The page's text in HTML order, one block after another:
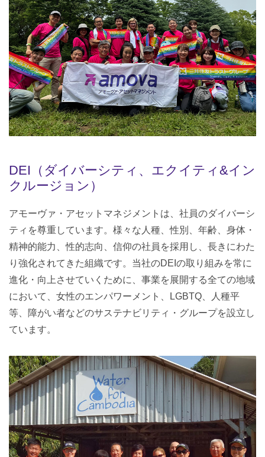
DEI（ダイバーシティ、エクイティ&イン
クルージョン）
アモーヴァ・アセットマネジメントは、社員のダイバーシ
ティを尊重しています。様々な人種、性別、年齢、身体・
精神的能力、性的志向、信仰の社員を採用し、長きにわた
り強化されてきた組織です。当社のDEIの取り組みを常に
進化・向上させていくために、事業を展開する全ての地域
において、女性のエンパワーメント、LGBTQ、人種平
等、障がい者などのサステナビリティ・グループを設立し
ています。